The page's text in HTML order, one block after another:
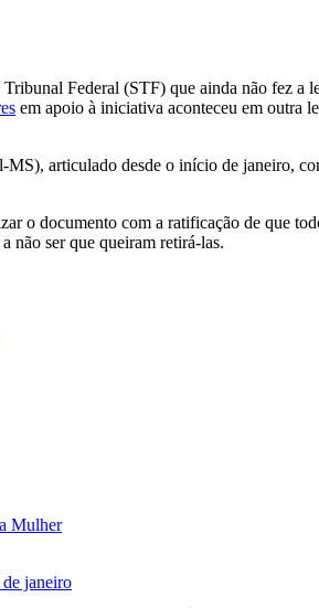
Federal (STF) que ainda não fez
em apoio à iniciativa aconteceu em outra
articulado desde o início de janeiro,
o documento com a ratificação de que
não ser que queiram retirá-las.
Mulher
de janeiro